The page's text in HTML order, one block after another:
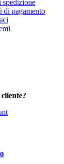
spedizione
di pagamento